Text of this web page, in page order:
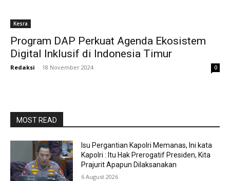
Kesra
Program DAP Perkuat Agenda Ekosistem
Digital Inklusif di Indonesia Timur
Redaksi - 18 November 2024 0
MOST READ
Isu Pergantian Kapolri Memanas, Ini kata
Kapolri : Itu Hak Prerogatif Presiden, Kita
Prajurit Apapun Dilaksanakan
6 August 2026